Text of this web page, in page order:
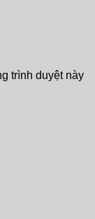
trình duyệt này